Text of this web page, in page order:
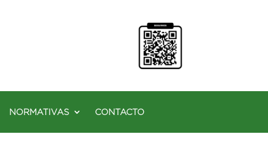
NORMATIVAS CONTACTO